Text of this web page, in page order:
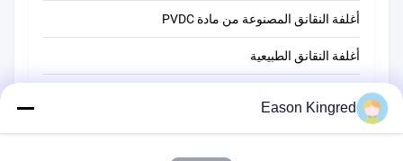
أغلفة النقانق المصنوعة من مادة PVDC
أغلفة النقانق الطبيعية
أكياس الطعام فراغ
Eason Kingred